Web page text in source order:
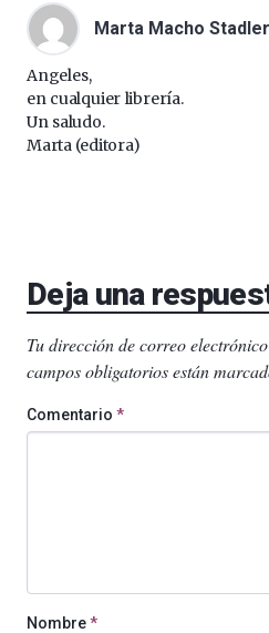
Marta Macho Stadler
Angeles,
en cualquier librería.
Un saludo.
Marta (editora)
Deja una
Tu dirección de correo
campos obligatorios están
Comentario *
Nombre*